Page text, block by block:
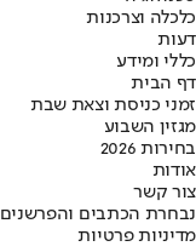
כלכלה וצרכנות
דעות
כללי ומידע
דף הבית
זמני כניסת וצאת שבת
מגזין השבוע
בחירות 2026
אודות
צור קשר
נבחרת הכתבים והפרשנים
מדיניות פרטיות